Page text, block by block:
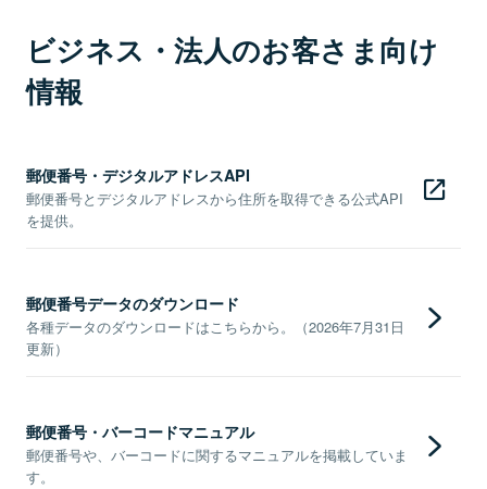
ビジネス・法人のお客さま向け
情報
郵便番号・デジタルアドレスAPI
郵便番号とデジタルアドレスから住所を取得できる公式API
を提供。
郵便番号データのダウンロード
各種データのダウンロードはこちらから。（2026年7月31日
更新）
郵便番号・バーコードマニュアル
郵便番号や、バーコードに関するマニュアルを掲載していま
す。